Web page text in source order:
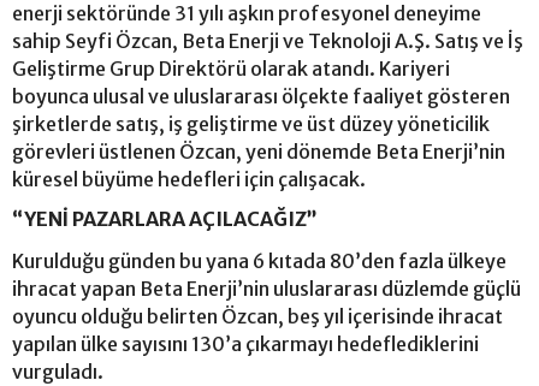
enerji sektöründe 31 yılı aşkın profesyonel deneyime
sahip Seyfi Özcan, Beta Enerji ve Teknoloji A.Ş. Satış ve İş
Geliştirme Grup Direktörü olarak atandı. Kariyeri
boyunca ulusal ve uluslararası ölçekte faaliyet gösteren
şirketlerde satış, iş geliştirme ve üst düzey yöneticilik
görevleri üstlenen Özcan, yeni dönemde Beta Enerji’nin
küresel büyüme hedefleri için çalışacak.
“YENİ PAZARLARA AÇILACAĞIZ”
Kurulduğu günden bu yana 6 kıtada 80’den fazla ülkeye
ihracat yapan Beta Enerji’nin uluslararası düzlemde güçlü
oyuncu olduğu belirten Özcan, beş yıl içerisinde ihracat
yapılan ülke sayısını 130’a çıkarmayı hedeflediklerini
vurguladı.